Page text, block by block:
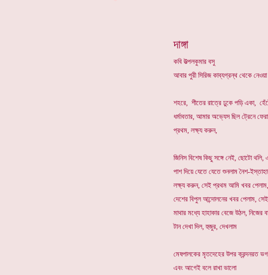
দাঙ্গা
কবি উত্পলকুমার বসু
আবার পুরী সিরিজ কাব্যগ্রন্থ থেকে নেওয়া
শহরে, শীতের রাত্রে ঢুকে পড়ি একা,
ধর্মাবতার, আমার অভ্যেস ছিল ট্রেনে
প্রথম, লক্ষ্য করুন,
জিনিস বিশেষ কিছু সঙ্গে নেই, ছোটো থলি,
পাশ দিয়ে যেতে যেতে শুনলাম নৈশ-
লক্ষ্য করুন, সেই প্রথম আমি খবর
দেশের বিপুল আন্দোলনের খবর পেলাম,
মাথার মধ্যে হাহাকার বেজে উঠল, নিজের
টান দেখা দিল, হুজুর, দেখলাম
মেষপালকের মৃতদেহের উপর ক্রন্দনরত
এবং আগেই বলে রাখা ভালো